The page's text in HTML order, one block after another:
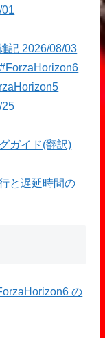
記 2026/08/03
25
ガイド(翻訳)
と遅延時間の
の